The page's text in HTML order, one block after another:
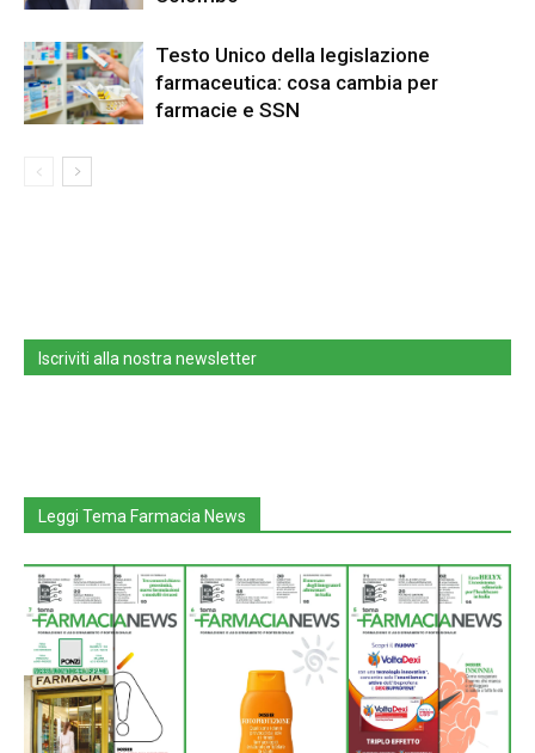
Testo Unico della legislazione
farmaceutica: cosa cambia per
farmacie e SSN
Iscriviti alla nostra newsletter
Leggi Tema Farmacia News